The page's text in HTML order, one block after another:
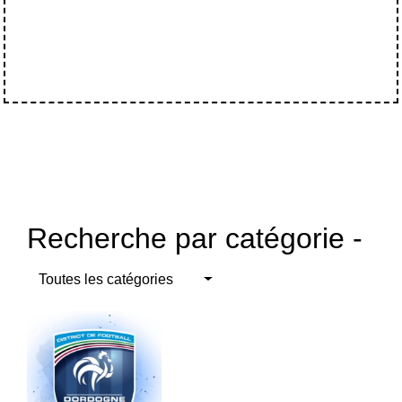
Recherche par catégorie -
Toutes les catégories